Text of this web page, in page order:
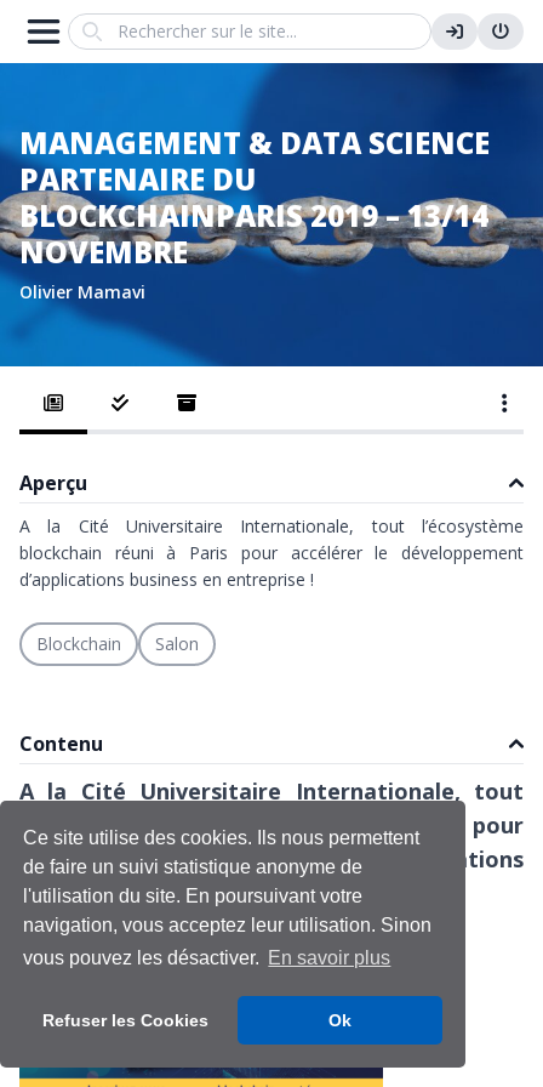
Ce site utilise des cookies. Ils nous permettent
de faire un suivi statistique anonyme de
l'utilisation du site. En poursuivant votre
navigation, vous acceptez leur utilisation. Sinon
vous pouvez les désactiver. En savoir plus
Refuser les Cookies Ok
Search
MANAGEMENT & DATA SCIENCE
PARTENAIRE DU
BLOCKCHAINPARIS 2019 – 13/14
NOVEMBRE
Olivier Mamavi
Aperçu
A la Cité Universitaire Internationale, tout l’écosystème
blockchain réuni à Paris pour accélérer le développement
d’applications business en entreprise !
Blockchain Salon
Contenu
A la Cité Universitaire Internationale, tout
l’écosystème blockchain réuni à Paris pour
accélérer le développement d’applications
business en entreprise !